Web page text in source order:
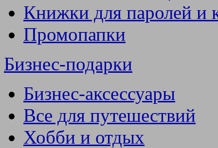
Книжки для паролей и
Промопапки
Бизнес-подарки
Бизнес-аксессуары
Все для путешествий
Хобби и отдых